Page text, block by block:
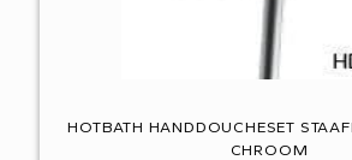
HOTBATH HANDDOUCHESET
CHROOM